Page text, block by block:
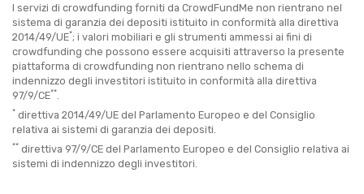
I servizi di crowdfunding forniti da CrowdFundMe non rientrano nel
sistema di garanzia dei depositi istituito in conformità alla direttiva
2014/49/UE*; i valori mobiliari e gli strumenti ammessi ai fini di
crowdfunding che possono essere acquisiti attraverso la presente
piattaforma di crowdfunding non rientrano nello schema di
indennizzo degli investitori istituito in conformità alla direttiva
97/9/CE**
* direttiva 2014/49/UE del Parlamento Europeo e del Consiglio
relativa ai sistemi di garanzia dei depositi.
** direttiva 97/9/CE del Parlamento Europeo e del Consiglio relativa ai
sistemi di indennizzo degli investitori.